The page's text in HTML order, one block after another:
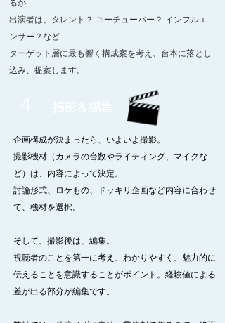
るか
出演者は、タレント？ ユーチューバー？ インフルエ
ンサー？など
ターゲット層に最も響く構成案を考え、台本に落とし
込み、提案します。
企画構成が決まったら、いよいよ撮影。
撮影機材（カメラの台数やライティング、マイクな
ど）は、内容によって決定。
討論形式、ロケもの、ドッキリ企画など内容に合わせ
て、機材を選択。
そして、撮影後は、編集。
視聴者のことを第一に考え、わかりやすく、魅力的に
伝えることを意識することがポイント。経験値による
差が出る部分が編集です。